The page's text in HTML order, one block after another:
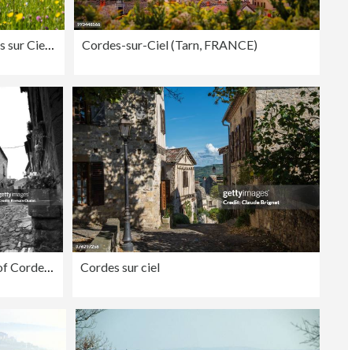
Cordes sur Ciel, Tarn, France Cordes-sur-Ciel (Tarn, FRANCE)
Street of Cordes sur ciel Cordes sur ciel